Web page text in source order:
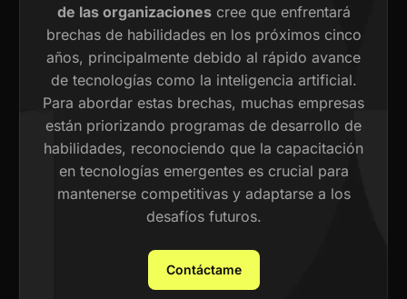
de las organizacionescree que enfrentará
brechas de habilidades en los próximos cinco
años, principalmente debido al rápido avance
de tecnologías como la inteligencia artificial.
Para abordar estas brechas, muchas empresas
están priorizando programas de desarrollo de
habilidades, reconociendo que la capacitación
en tecnologías emergentes es crucial para
mantenerse competitivas y adaptarse a los
desafíos futuros.
Contáctame